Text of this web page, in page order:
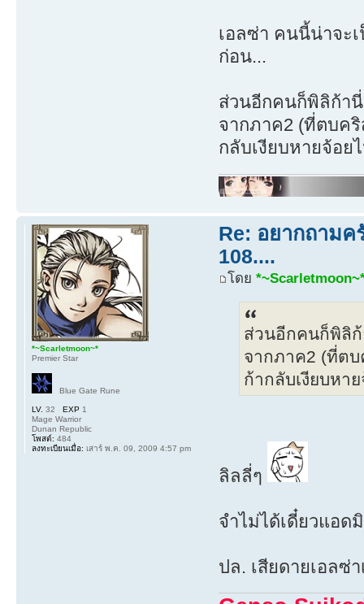
เอลซ่า คนนี้น่าจะ
ก่อน...
ส่วนอีกคนก็พิลิก้านี่
จากภาค2 (ที่ตบค
กลับเงียบหายจ้อย
Re: อยากถามค
108....
โดย
ส่วนอีกคนก็พิลิก้
จากภาค2 (ที่ต
ก้ากลับเงียบหา
ลิลลี่ๆ
จำไม่ได้เดี๋ยวแอด
ปล. เสียดายเอลซ่
*~Scarletmoon~*
Premier Star
Blue Gate Rune
LV. 32 EXP 1
Mage Warrior
Dunan Republic
โพสต์: 484
ลงทะเบียนเมื่อ: เสาร์ พ.ค. 09, 2009 4:57 pm